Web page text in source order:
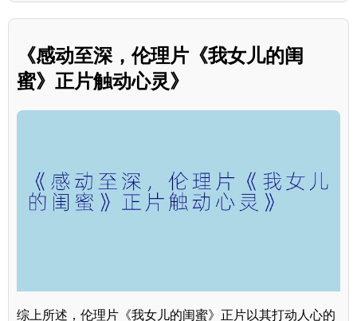
《感动至深，伦理片《我女儿的闺
蜜》正片触动心灵》
综上所述，伦理片《我女儿的闺蜜》正片以其打动人心的